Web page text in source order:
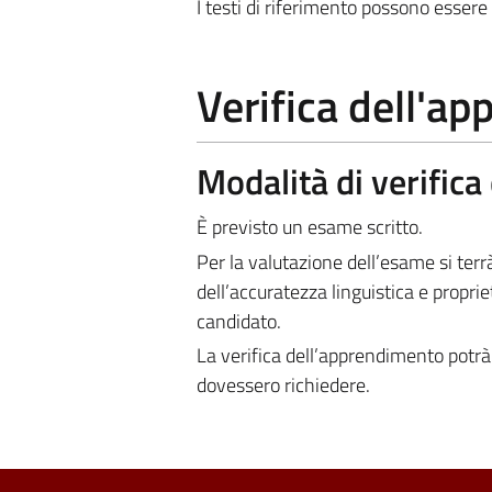
I testi di riferimento possono
Verifica
Modalità di
È previsto un esame scritto.
Per la valutazione dell’esame si
dell’accuratezza linguistica e
candidato.
La verifica dell’apprendimento
dovessero richiedere.